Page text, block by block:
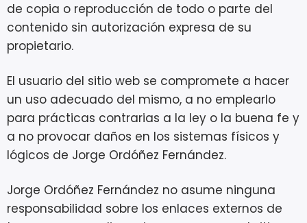
de copia o reproducción de todo o parte del
contenido sin autorización expresa de su
propietario.
El usuario del sitio web se compromete a hacer
un uso adecuado del mismo, a no emplearlo
para prácticas contrarias a la ley o la buena fe y
a no provocar daños en los sistemas físicos y
lógicos de Jorge Ordóñez Fernández.
Jorge Ordóñez Fernández no asume ninguna
responsabilidad sobre los enlaces externos de